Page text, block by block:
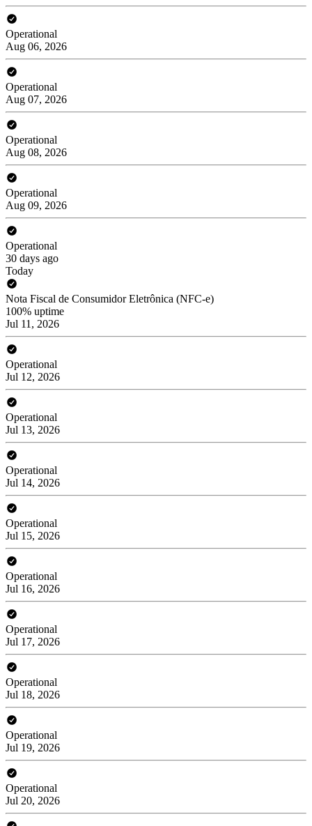
Operational
Aug 06, 2026
Operational
Aug 07, 2026
Operational
Aug 08, 2026
Operational
Aug 09, 2026
Operational
30 days ago
Today
Nota Fiscal de Consumidor Eletrônica (NFC-e)
100% uptime
Jul 11, 2026
Operational
Jul 12, 2026
Operational
Jul 13, 2026
Operational
Jul 14, 2026
Operational
Jul 15, 2026
Operational
Jul 16, 2026
Operational
Jul 17, 2026
Operational
Jul 18, 2026
Operational
Jul 19, 2026
Operational
Jul 20, 2026